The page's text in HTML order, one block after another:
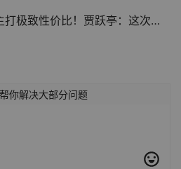
！贾跃亭：这次做行业引领者、中美汽车桥梁
你解决大部分问题